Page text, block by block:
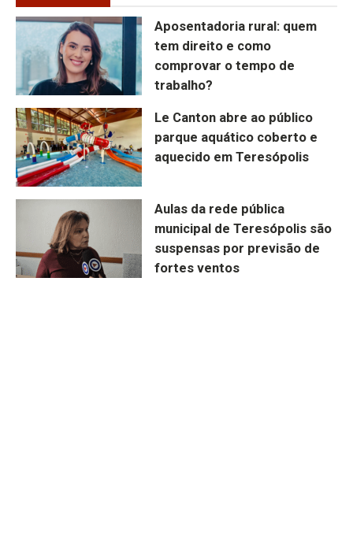
Aposentadoria rural: quem
tem direito e como
comprovar o tempo de
trabalho?
Le Canton abre ao público
parque aquático coberto e
aquecido em Teresópolis
Aulas da rede pública
municipal de Teresópolis são
suspensas por previsão de
fortes ventos